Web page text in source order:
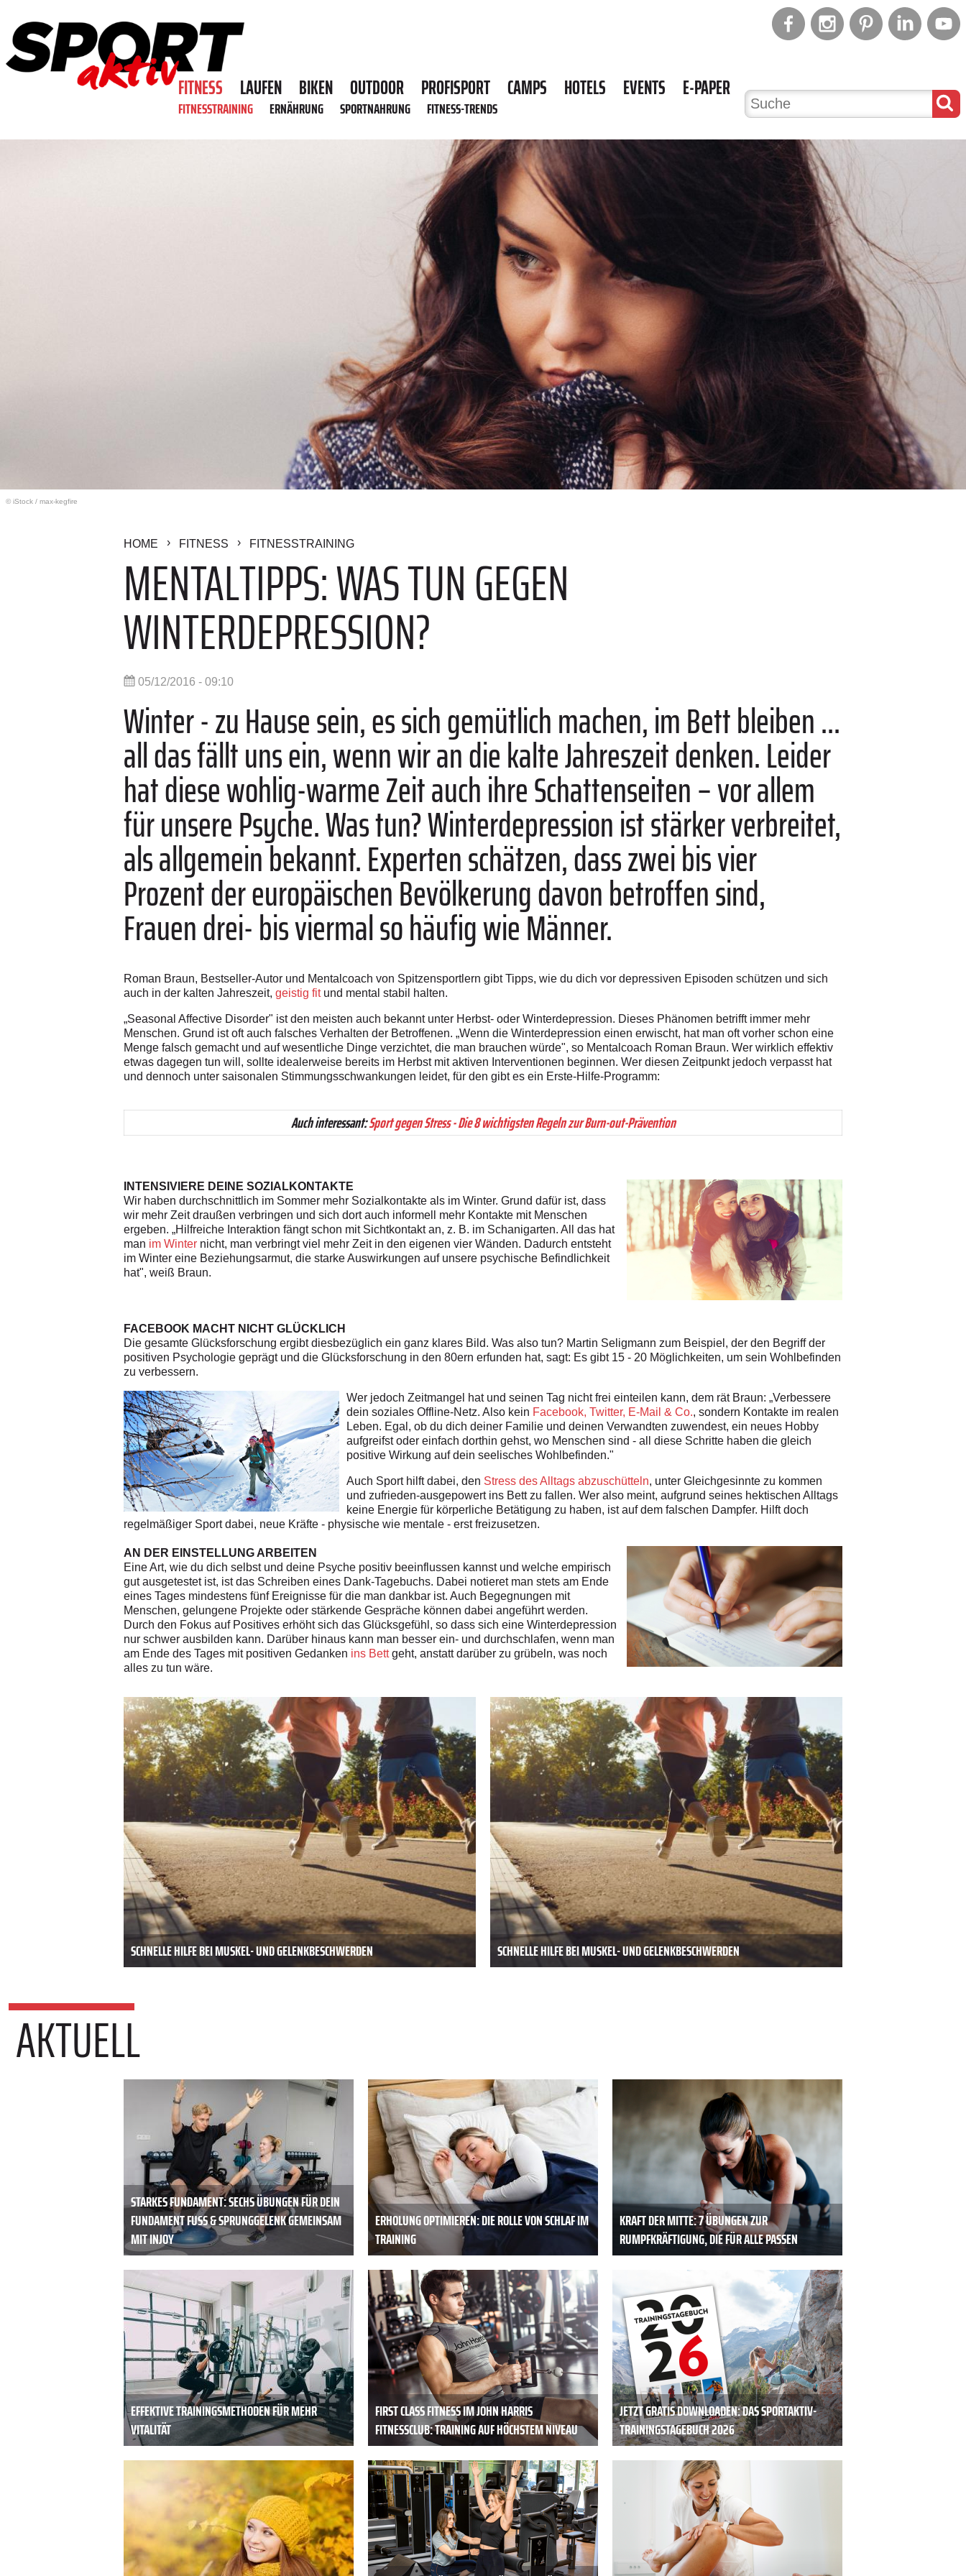
FITNESS LAUFEN BIKEN OUTDOOR PROFISPORT CAMPS HOTELS EVENTS E-PAPER
FITNESSTRAINING ERNÄHRUNG SPORTNAHRUNG FITNESS-TRENDS
© iStock / max-kegfire
HOME FITNESS FITNESSTRAINING
MENTALTIPPS: WAS TUN GEGEN
WINTERDEPRESSION?
05/12/2016 - 09:10
Winter - zu Hause sein, es sich gemütlich machen, im Bett bleiben ...
all das fällt uns ein, wenn wir an die kalte Jahreszeit denken. Leider
hat diese wohlig-warme Zeit auch ihre Schattenseiten – vor allem
für unsere Psyche. Was tun? Winterdepression ist stärker verbreitet,
als allgemein bekannt. Experten schätzen, dass zwei bis vier
Prozent der europäischen Bevölkerung davon betroffen sind,
Frauen drei- bis viermal so häufig wie Männer.
Roman Braun, Bestseller-Autor und Mentalcoach von Spitzensportlern gibt Tipps, wie du dich vor depressiven Episoden schützen und sich
auch in der kalten Jahreszeit, geistig fitund mental stabil halten.
„Seasonal Affective Disorder" ist den meisten auch bekannt unter Herbst- oder Winterdepression. Dieses Phänomen betrifft immer mehr
Menschen. Grund ist oft auch falsches Verhalten der Betroffenen. „Wenn die Winterdepression einen erwischt, hat man oft vorher schon eine
Menge falsch gemacht und auf wesentliche Dinge verzichtet, die man brauchen würde", so Mentalcoach Roman Braun. Wer wirklich effektiv
etwas dagegen tun will, sollte idealerweise bereits im Herbst mit aktiven Interventionen beginnen. Wer diesen Zeitpunkt jedoch verpasst hat
und dennoch unter saisonalen Stimmungsschwankungen leidet, für den gibt es ein Erste-Hilfe-Programm:
Auch interessant:Sport gegen Stress - Die 8 wichtigsten Regeln zur Burn-out-Prävention
INTENSIVIERE DEINE SOZIALKONTAKTE
Wir haben durchschnittlich im Sommer mehr Sozialkontakte als im Winter. Grund dafür ist, dass
wir mehr Zeit draußen verbringen und sich dort auch informell mehr Kontakte mit Menschen
ergeben. „Hilfreiche Interaktion fängt schon mit Sichtkontakt an, z. B. im Schanigarten. All das hat
man im Winter nicht, man verbringt viel mehr Zeit in den eigenen vier Wänden. Dadurch entsteht
im Winter eine Beziehungsarmut, die starke Auswirkungen auf unsere psychische Befindlichkeit
hat", weiß Braun.
FACEBOOK MACHT NICHT GLÜCKLICH
Die gesamte Glücksforschung ergibt diesbezüglich ein ganz klares Bild. Was also tun? Martin Seligmann zum Beispiel, der den Begriff der
positiven Psychologie geprägt und die Glücksforschung in den 80ern erfunden hat, sagt: Es gibt 15 - 20 Möglichkeiten, um sein Wohlbefinden
zu verbessern.
Wer jedoch Zeitmangel hat und seinen Tag nicht frei einteilen kann, dem rät Braun: „Verbessere
dein soziales Offline-Netz. Also kein Facebook, Twitter, E-Mail & Co., sondern Kontakte im realen
Leben. Egal, ob du dich deiner Familie und deinen Verwandten zuwendest, ein neues Hobby
aufgreifst oder einfach dorthin gehst, wo Menschen sind - all diese Schritte haben die gleich
positive Wirkung auf dein seelisches Wohlbefinden."
Auch Sport hilft dabei, den Stress des Alltags abzuschütteln, unter Gleichgesinnte zu kommen
und zufrieden-ausgepowert ins Bett zu fallen. Wer also meint, aufgrund seines hektischen Alltags
keine Energie für körperliche Betätigung zu haben, ist auf dem falschen Dampfer. Hilft doch
regelmäßiger Sport dabei, neue Kräfte - physische wie mentale - erst freizusetzen.
AN DER EINSTELLUNG ARBEITEN
Eine Art, wie du dich selbst und deine Psyche positiv beeinflussen kannst und welche empirisch
gut ausgetestet ist, ist das Schreiben eines Dank-Tagebuchs. Dabei notieret man stets am Ende
eines Tages mindestens fünf Ereignisse für die man dankbar ist. Auch Begegnungen mit
Menschen, gelungene Projekte oder stärkende Gespräche können dabei angeführt werden.
Durch den Fokus auf Positives erhöht sich das Glücksgefühl, so dass sich eine Winterdepression
nur schwer ausbilden kann. Darüber hinaus kann man besser ein- und durchschlafen, wenn man
am Ende des Tages mit positiven Gedanken ins Bettgeht, anstatt darüber zu grübeln, was noch
alles zu tun wäre.
SCHNELLE HILFE BEI MUSKEL- UND GELENKBESCHWERDEN SCHNELLE HILFE BEI MUSKEL- UND GELENKBESCHWERDEN
AKTUELL
STARKES FUNDAMENT: SECHS ÜBUNGEN FÜR DEIN
FUNDAMENT FUSS & SPRUNGGELENK GEMEINSAM M
IT INJOY
ERHOLUNG OPTIMIEREN: DIE ROLLE VON SCHLAF IM
TRAINING
KRAFT DER MITTE: 7 ÜBUNGEN ZUR
RUMPFKRÄFTIGUNG, DIE FÜR ALLE PASSEN
EFFEKTIVE TRAININGSMETHODEN FÜR MEHR
VITALITÄT
FIRST CLASS FITNESS IM JOHN HARRIS
FITNESSCLUB: TRAINING AUF HÖCHSTEM NIVEAU
JETZT GRATIS DOWNLOADEN: DAS SPORTAKTIV-
TRAININGSTAGEBUCH 2026